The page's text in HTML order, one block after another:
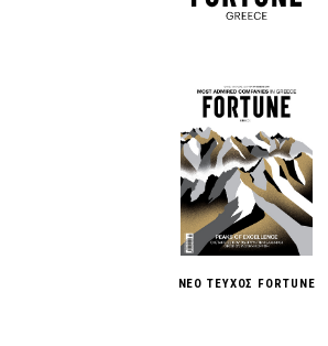
ΝΕΟ ΤΕΥΧΟΣ FORTUNE